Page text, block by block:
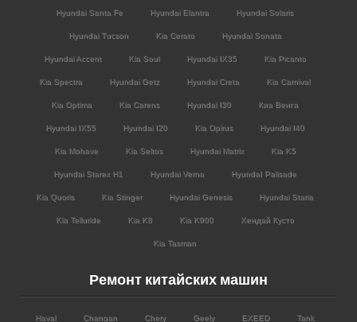
Hyundai Santa Fe Hyundai Elantra Hyundai Solaris
Hyundai Tucson Kia Cerato Hyundai Sonata
Hyundai Accent Kia Soul Hyundai IX35 Kia Picanto
Kia Spectra Hyundai Getz Hyundai Creta Kia Carnival
Kia Optima Kia Carens Hyundai I30 Киа Венга
Hyundai IX55 Hyundai I20 Kia Opirus Hyundai I40
Kia Mohave Kia Seltos Hyundai Matrix Kia K5
Hyundai Starex H1 Hyundai Verna HyundaI Palisade
Kia Quoris Kia Stinger Hyundai Genesis Hyundai Staria
Kia Telluride Kia K8 Kia K900 Хендай Кусто
Kia Tasman
Ремонт китайских машин
Haval Changan Chery Geely EXEED Tank